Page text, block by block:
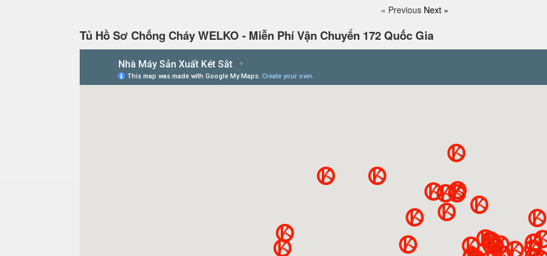
« Previous Next »
Tủ Hồ Sơ Chống Cháy WELKO - Miễn Phí Vận Chuyển 172 Quốc Gia